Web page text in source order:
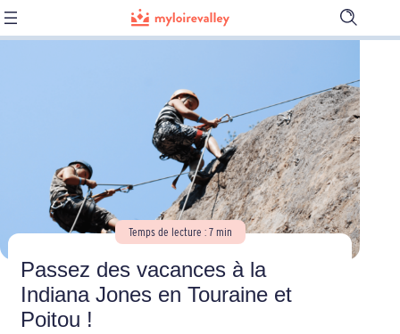
Ouvrir
la
Temps de lecture : 7 min
Passez des vacances à la
Indiana Jones en Touraine et
Poitou !